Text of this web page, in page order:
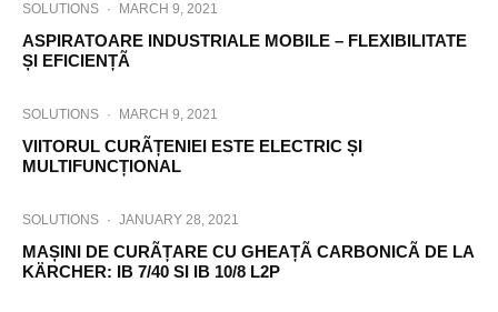
SOLUTIONS · MARCH 9, 2021
ASPIRATOARE INDUSTRIALE MOBILE – FLEXIBILITATE
ȘI EFICIENȚÃ
SOLUTIONS · MARCH 9, 2021
VIITORUL CURÃȚENIEI ESTE ELECTRIC ȘI
MULTIFUNCȚIONAL
SOLUTIONS · JANUARY 28, 2021
MAȘINI DE CURÃȚARE CU GHEAȚÃ CARBONICÃ DE LA
KÄRCHER: IB 7/40 SI IB 10/8 L2P